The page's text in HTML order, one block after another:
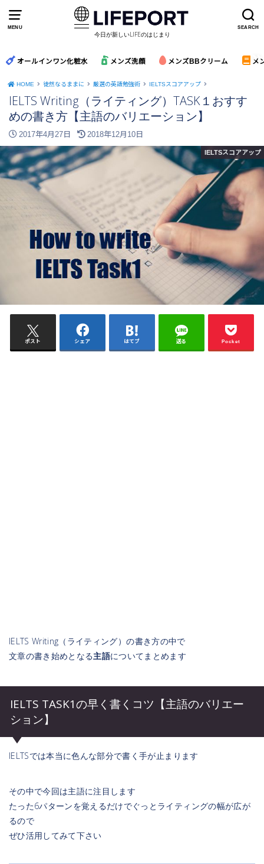
MENU SEARCH
今日が新しいLIFEのはじまり
オールインワン化粧水 メンズ洗顔 メンズBBクリーム メ
HOME 徒然なるままに 厳選の英語勉強術 IELTSスコアアップ
IELTS Writing（ライティング）TASK１おすす
めの書き方【主語のバリエーション】
2017年4月27日 2018年12月10日
IELTSスコアアップ
ポスト シェア はてブ 送る Pocket
IELTS Writing（ライティング）の書き方の中で
文章の書き始めとなる主語についてまとめます
IELTS TASK1の早く書くコツ【主語のバリエー
ション】
IELTSでは本当に色んな部分で書く手が止まります
その中で今回は主語に注目します
たった6パターンを覚えるだけでぐっとライティングの幅が広が
るので
ぜひ活用してみて下さい